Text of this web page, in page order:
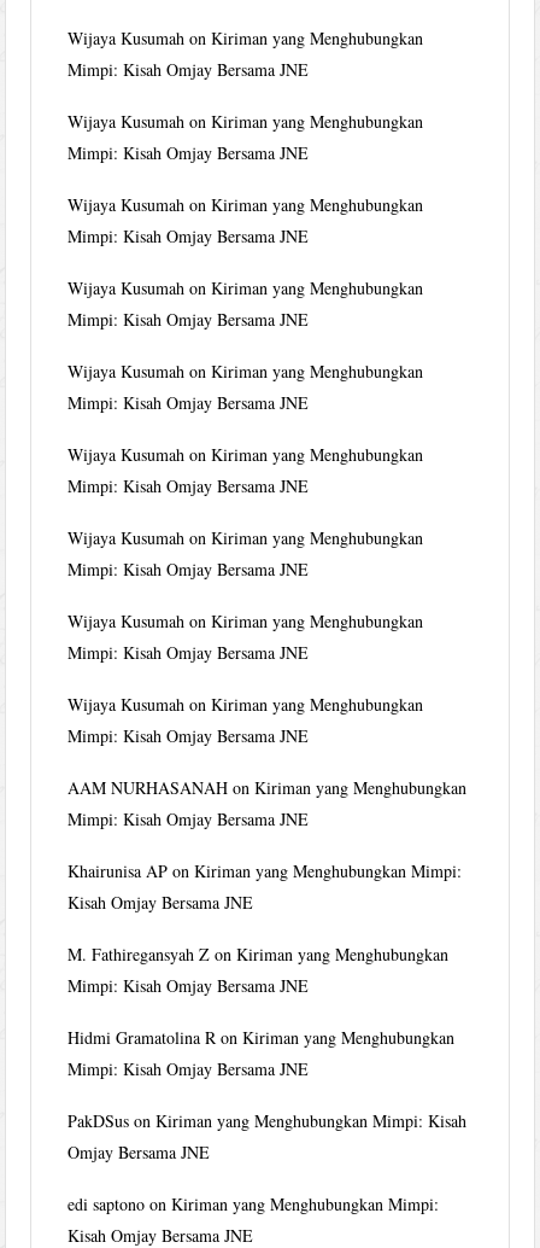
Wijaya Kusumah onKiriman yang Menghubungkan
Mimpi: Kisah Omjay Bersama JNE
Wijaya Kusumah onKiriman yang Menghubungkan
Mimpi: Kisah Omjay Bersama JNE
Wijaya Kusumah onKiriman yang Menghubungkan
Mimpi: Kisah Omjay Bersama JNE
Wijaya Kusumah onKiriman yang Menghubungkan
Mimpi: Kisah Omjay Bersama JNE
Wijaya Kusumah onKiriman yang Menghubungkan
Mimpi: Kisah Omjay Bersama JNE
Wijaya Kusumah onKiriman yang Menghubungkan
Mimpi: Kisah Omjay Bersama JNE
Wijaya Kusumah onKiriman yang Menghubungkan
Mimpi: Kisah Omjay Bersama JNE
Wijaya Kusumah onKiriman yang Menghubungkan
Mimpi: Kisah Omjay Bersama JNE
Wijaya Kusumah onKiriman yang Menghubungkan
Mimpi: Kisah Omjay Bersama JNE
AAM NURHASANAH onKiriman yang Menghubungkan
Mimpi: Kisah Omjay Bersama JNE
Khairunisa AP onKiriman yang Menghubungkan Mimpi:
Kisah Omjay Bersama JNE
M. Fathiregansyah Z onKiriman yang Menghubungkan
Mimpi: Kisah Omjay Bersama JNE
Hidmi Gramatolina R onKiriman yang Menghubungkan
Mimpi: Kisah Omjay Bersama JNE
PakDSus onKiriman yang Menghubungkan Mimpi: Kisah
Omjay Bersama JNE
edi saptono onKiriman yang Menghubungkan Mimpi:
Kisah Omjay Bersama JNE